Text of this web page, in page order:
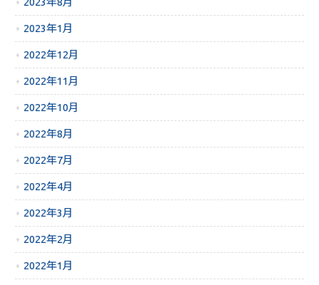
2023年1月
2022年12月
2022年11月
2022年10月
2022年8月
2022年7月
2022年4月
2022年3月
2022年2月
2022年1月